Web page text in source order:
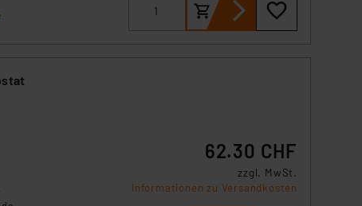
62.30 CHF
zzgl. MwSt.
Informationen zu Versandkosten